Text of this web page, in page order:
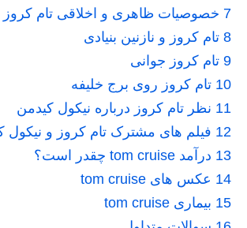
7 خصوصیات ظاهری و اخلاقی تام کروز
8 تام کروز و نازنین بنیادی
9 تام کروز جوانی
10 تام کروز روی برج خلیفه
11 نظر تام کروز درباره نیکول کیدمن
12 فیلم های مشترک تام کروز و نیکول
13 درآمد tom cruise چقدر است؟
14 عکس های tom cruise
15 بیماری tom cruise